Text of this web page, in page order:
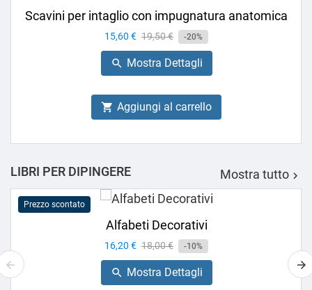
Scavini per intaglio con impugnatura anatomica
Prezzo
15,60 € Prezzo
base
19,50 € -20%
 Mostra Dettagli
 Aggiungi al carrello
LIBRI PER DIPINGERE Mostra tutto 
Prezzo scontato
Alfabeti Decorativi
Prezzo
16,20 € Prezzo
base
18,00 € -10%
 Mostra Dettagli